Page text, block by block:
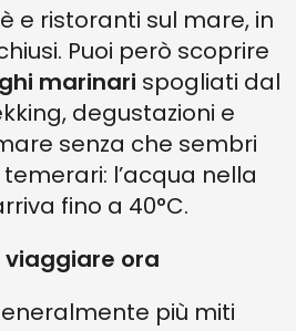
e ristoranti sul mare, in
Puoi però scoprire
marinari spogliati dal
degustazioni e
senza che sembri
l’acqua nella
fino a 40°C.
viaggiare ora
più miti